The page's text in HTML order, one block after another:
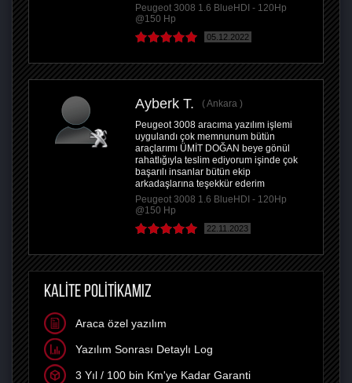
Peugeot 3008 1.6 BlueHDI - 120Hp
@150 Hp
05.12.2022
Ayberk T.
Ankara
Peugeot 3008 aracıma yazılım işlemi
uygulandı çok memnunum bütün
araçlarımı ÜMİT DOĞAN beye gönül
rahatlığıyla teslim ediyorum işinde çok
başarılı insanlar bütün ekip
arkadaşlarına teşekkür ederim
Peugeot 3008 1.6 BlueHDI - 120Hp
@150 Hp
22.11.2023
KALİTE POLİTİKAMIZ
Araca özel yazılım
Yazılım Sonrası Detaylı Log
3 Yıl / 100 bin Km'ye Kadar Garanti